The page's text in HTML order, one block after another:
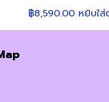
฿8,590.00 หยิบใส่